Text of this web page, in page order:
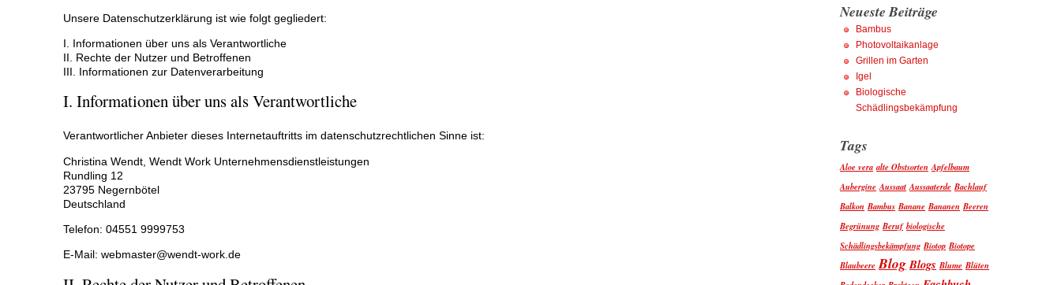
Unsere Datenschutzerklärung ist wie folgt gegliedert:
I. Informationen über uns als Verantwortliche
II. Rechte der Nutzer und Betroffenen
III. Informationen zur Datenverarbeitung
I. Informationen über uns als Verantwortliche
Verantwortlicher Anbieter dieses Internetauftritts im datenschutzrechtlichen Sinne ist:
Christina Wendt, Wendt Work Unternehmensdienstleistungen
Rundling 12
23795 Negernbötel
Deutschland
Telefon: 04551 9999753
E-Mail: webmaster@wendt-work.de
Neueste Beiträge
Bambus
Photovoltaikanlage
Grillen im Garten
Igel
Biologische
Schädlingsbekämpfung
Tags
Aloe vera alte Obstsorten Apfelbaum
Aubergine Aussaat Aussaaterde Bachlauf
Balkon Bambus Banane Bananen Beeren
Begrünung Beruf biologische
Schädlingsbekämpfung Biotop Biotope
Blaubeere BlogBlogs Blume Blüten